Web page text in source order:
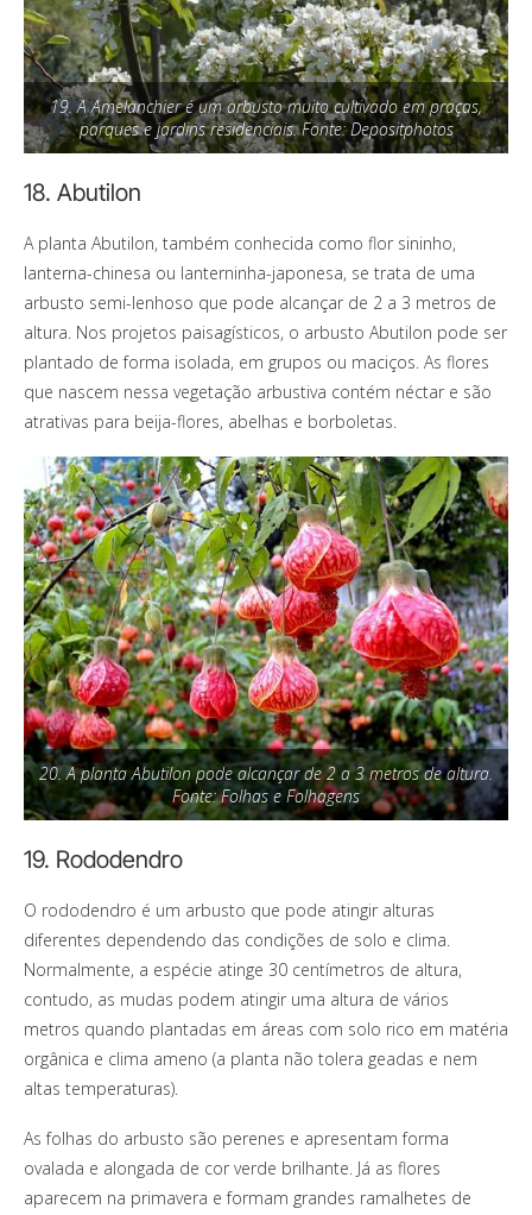
19. A Amelanchier é um arbusto muito cultivado em praças,
parques e jardins residenciais. Fonte: Depositphotos
18. Abutilon
A planta Abutilon, também conhecida como flor sininho,
lanterna-chinesa ou lanterninha-japonesa, se trata de uma
arbusto semi-lenhoso que pode alcançar de 2 a 3 metros de
altura. Nos projetos paisagísticos, o arbusto Abutilon pode ser
plantado de forma isolada, em grupos ou maciços. As flores
que nascem nessa vegetação arbustiva contém néctar e são
atrativas para beija-flores, abelhas e borboletas.
20. A planta Abutilon pode alcançar de 2 a 3 metros de altura.
Fonte: Folhas e Folhagens
19. Rododendro
O rododendro é um arbusto que pode atingir alturas
diferentes dependendo das condições de solo e clima.
Normalmente, a espécie atinge 30 centímetros de altura,
contudo, as mudas podem atingir uma altura de vários
metros quando plantadas em áreas com solo rico em matéria
orgânica e clima ameno (a planta não tolera geadas e nem
altas temperaturas).
As folhas do arbusto são perenes e apresentam forma
ovalada e alongada de cor verde brilhante. Já as flores
aparecem na primavera e formam grandes ramalhetes de